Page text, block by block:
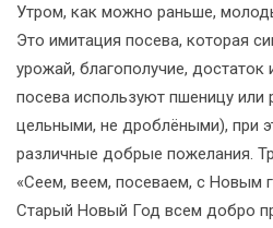
Утром, как можно раньше,
Это имитация посева, которая
урожай, благополучие,
посева используют пшеницу
цельными, не дроблёными), при
различные добрые пожелания.
«Сеем, веем, посеваем, с Новым
Старый Новый Год всем добро